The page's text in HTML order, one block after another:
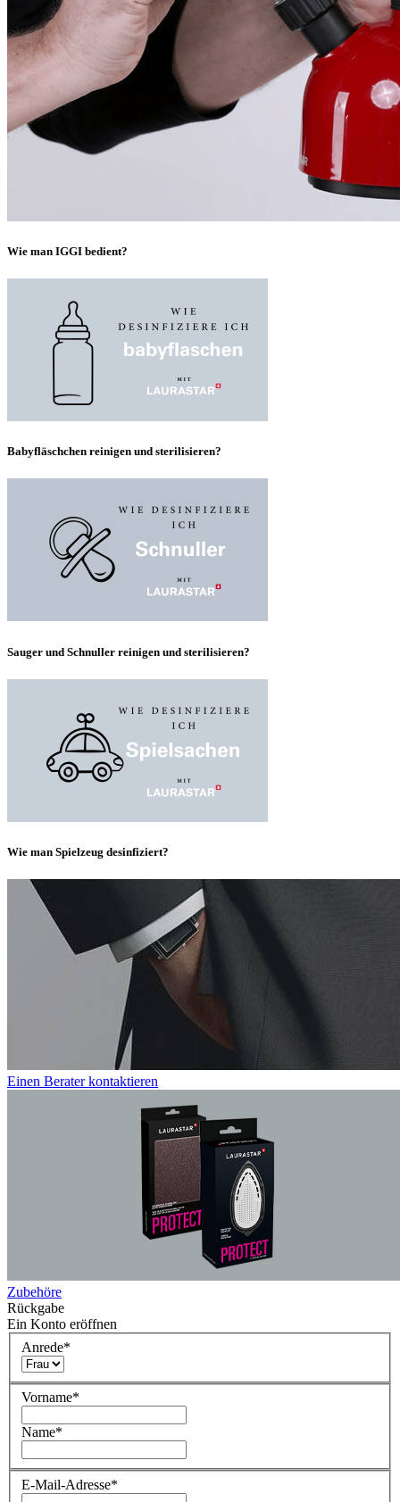
Wie man IGGI bedient?
Babyfläschchen reinigen und sterilisieren?
Sauger und Schnuller reinigen und sterilisieren?
Wie man Spielzeug desinfiziert?
Einen Berater kontaktieren
Zubehöre
Rückgabe
Ein Konto eröffnen
Anrede*
Vorname*
Name*
E-Mail-Adresse*